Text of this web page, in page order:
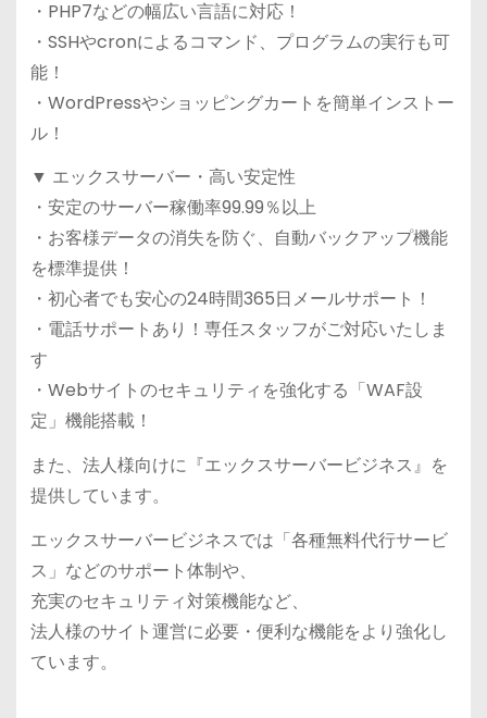
・PHP7などの幅広い言語に対応！
・SSHやcronによるコマンド、プログラムの実行も可
能！
・WordPressやショッピングカートを簡単インストー
ル！
▼ エックスサーバー・高い安定性
・安定のサーバー稼働率99.99％以上
・お客様データの消失を防ぐ、自動バックアップ機能
を標準提供！
・初心者でも安心の24時間365日メールサポート！
・電話サポートあり！専任スタッフがご対応いたしま
す
・Webサイトのセキュリティを強化する「WAF設
定」機能搭載！
また、法人様向けに『エックスサーバービジネス』を
提供しています。
エックスサーバービジネスでは「各種無料代行サービ
ス」などのサポート体制や、
充実のセキュリティ対策機能など、
法人様のサイト運営に必要・便利な機能をより強化し
ています。